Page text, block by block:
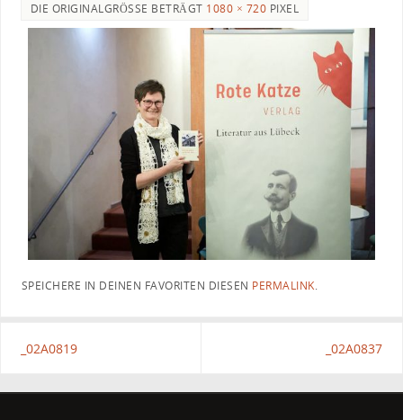
DIE ORIGINALGRÖSSE BETRÄGT 1080 × 720 PIXEL
SPEICHERE IN DEINEN FAVORITEN DIESEN PERMALINK.
_02A0819 _02A0837